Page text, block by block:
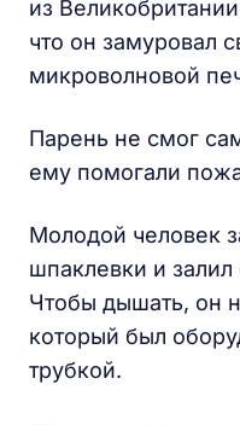
из
что он замуровал
микроволновой
Парень не смог
ему помогали
Молодой человек
шпаклевки и
Чтобы дышать, он
который был
трубкой.